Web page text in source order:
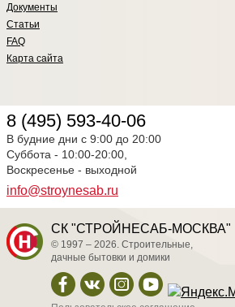
Документы
Статьи
FAQ
Карта сайта
8 (495) 593-40-06
В будние дни с 9:00 до 20:00
Суббота - 10:00-20:00,
Воскресенье - выходной
info@stroynesab.ru
СК "СТРОЙНЕСАБ-МОСКВА"
© 1997 – 2026. Строительные,
дачные бытовки и домики